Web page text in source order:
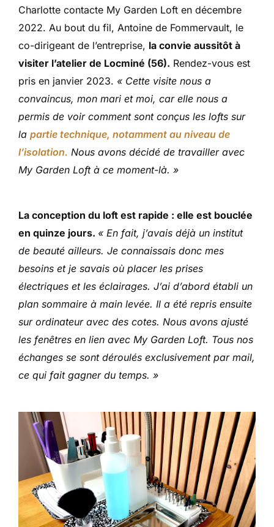
Charlotte contacte My Garden Loft en décembre
2022. Au bout du fil, Antoine de Fommervault, le
co-dirigeant de l’entreprise, la convie aussitôt à
visiter l’atelier de Locminé (56). Rendez-vous est
pris en janvier 2023. « Cette visite nous a
convaincus, mon mari et moi, car elle nous a
permis de voir comment sont conçus les lofts sur
la partie technique, notamment au niveau de
l’isolation. Nous avons décidé de travailler avec
My Garden Loft à ce moment-là. »
La conception du loft est rapide : elle est bouclée
en quinze jours. « En fait, j’avais déjà un institut
de beauté ailleurs. Je connaissais donc mes
besoins et je savais où placer les prises
électriques et les éclairages. J’ai d’abord établi un
plan sommaire à main levée. Il a été repris ensuite
sur ordinateur avec des cotes. Nous avons ajusté
les fenêtres en lien avec My Garden Loft. Tous nos
échanges se sont déroulés exclusivement par mail,
ce qui fait gagner du temps. »